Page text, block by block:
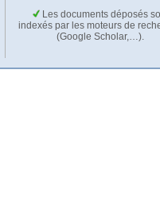
Les documents déposés
indexés par les moteurs de
(Google Scholar,…).